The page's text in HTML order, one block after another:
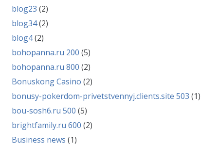
blog23 (2)
blog34(2)
blog4(2)
bohopanna.ru 200 (5)
bohopanna.ru 800 (2)
Bonuskong Casino (2)
bonusy-pokerdom-privetstvennyj.clients.site 503 (1)
bou-sosh6.ru 500 (5)
brightfamily.ru 600 (2)
Business news (1)